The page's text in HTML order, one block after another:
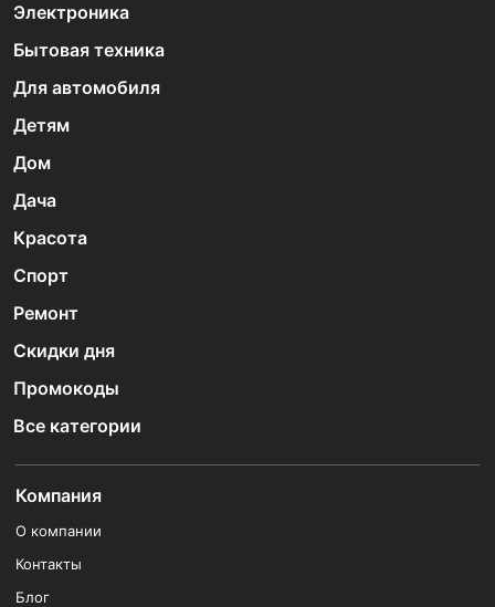
Электроника
Бытовая техника
Для автомобиля
Детям
Дом
Дача
Красота
Спорт
Ремонт
Скидки дня
Промокоды
Все категории
Компания
О компании
Контакты
Блог